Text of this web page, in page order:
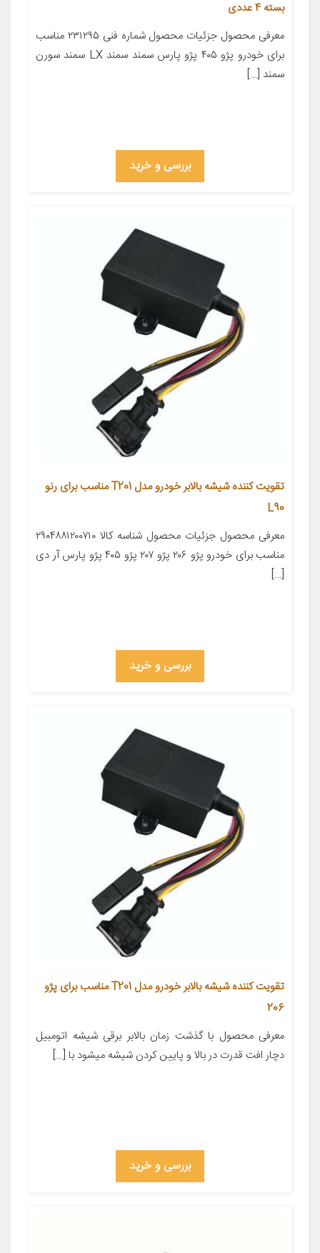
بسته 4 عددی
معرفی محصول جزئیات محصول شماره فنی ۲۳۱۲۹۵ مناسب
برای خودرو پژو ۴۰۵ پژو پارس سمند سمند LX سمند سورن
سمند […]
بررسی و خرید
تقویت کننده شیشه بالابر خودرو مدل T201 مناسب برای رنو
L90
معرفی محصول جزئیات محصول شناسه کالا ۲۹۰۴۸۸۱۲۰۰۷۱۰
مناسب برای خودرو پژو ۲۰۶ پژو ۲۰۷ پژو ۴۰۵ پژو پارس آر دی
[…]
بررسی و خرید
تقویت کننده شیشه بالابر خودرو مدل T201 مناسب برای پژو
206
معرفی محصول با گذشت زمان بالابر برقی شیشه اتومبیل
دچار افت قدرت در بالا و پایین کردن شیشه میشود با […]
بررسی و خرید